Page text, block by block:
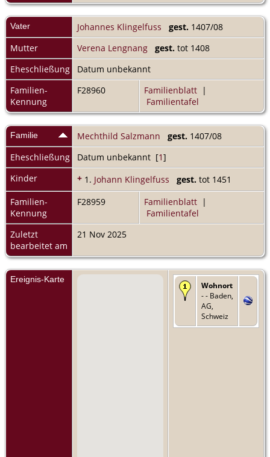
Vater Johannes Klingelfuss gest. 1407/08
Mutter
Verena Lengnang gest. tot 1408
Eheschließung
Datum unbekannt
Familien-
Kennung
F28960 Familienblatt |
Familientafel
Familie Mechthild Salzmann gest. 1407/08
Eheschließung
Datum unbekannt [1]
Kinder
+ 1. Johann Klingelfuss gest. tot 1451
Familien-
Kennung
F28959 Familienblatt |
Familientafel
Zuletzt
bearbeitet am
21 Nov 2025
Ereignis-Karte
Wohnort
- - Baden,
AG,
Schweiz